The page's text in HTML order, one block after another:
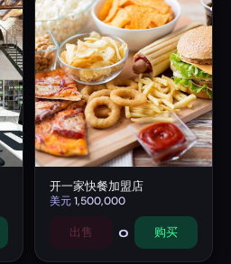
开一家快餐加盟店
美元1,500,000
出售 0 购买